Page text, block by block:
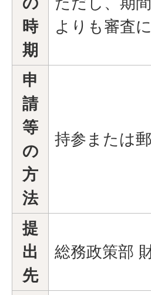
時
期
よりも審査
申
請
等
の
方
法
持参または
提
出
先
総務政策部